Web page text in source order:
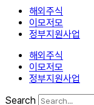
해외주식
이모저모
정부지원사업
해외주식
이모저모
정부지원사업
Search